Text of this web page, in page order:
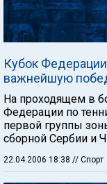
Кубок
важнейшую
На проходящем в
Федерации по
первой группы
сборной Сербии и
22.04.2006 18:38 // Спорт